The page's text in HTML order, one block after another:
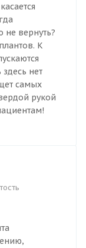
не вернуть?
К
нет
самых
рукой